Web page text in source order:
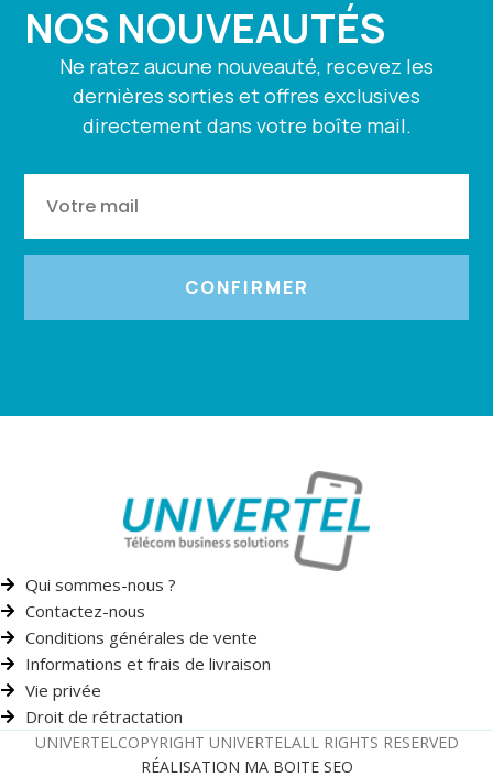
NOS NOUVEAUTÉS
Ne ratez aucune nouveauté, recevez les
dernières sorties et offres exclusives
directement dans votre boîte mail.
CONFIRMER
Qui sommes-nous ?
Contactez-nous
Conditions générales de vente
Informations et frais de livraison
Vie privée
Droit de rétractation
UNIVERTEL COPYRIGHT UNIVERTEL ALL RIGHTS RESERVED
RÉALISATION MA BOITE SEO